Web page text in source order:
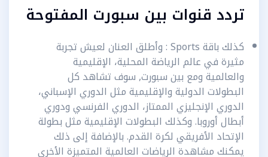
تردد قنوات بين سبورت المفتوحة
كذلك باقة Sports : وأطلق العنان لعيش تجربة
مثيرة في عالم الرياضة المحلية، الإقليمية
والعالمية ومع بين سبورت, سوف تشاهد كل
البطولات الدولية والإقليمية مثل الدوري الإسباني،
الدوري الإنجليزي الممتاز، الدوري الفرنسي ودوري
أبطال أوروبا. وكذلك البطولات الإقليمية مثل بطولة
الإتحاد الأفريقي لكرة القدم. بالإضافة إلى ذلك
يمكنك مشاهدة الرياضات العالمية المتميزة الأخرى